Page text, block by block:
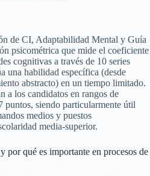
de CI, Adaptabilidad Mental y Guía
psicométrica que mide el coeficiente
cognitivas a través de 10 series
una habilidad específica (desde
abstracto) en un tiempo limitado.
a los candidatos en rangos de
puntos, siendo particularmente útil
medios y puestos
media-superior.
por qué es importante en procesos de